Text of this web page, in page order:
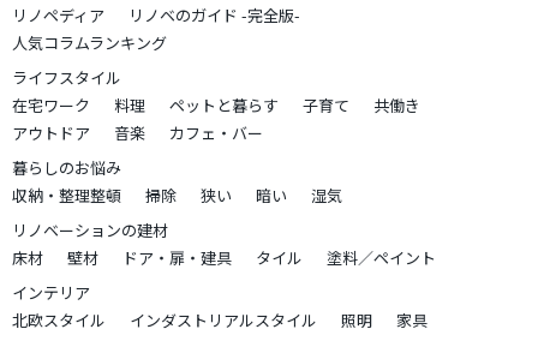
リノペディア
リノベのガイド -完全版-
人気コラムランキング
ライフスタイル
在宅ワーク
料理 ペットと暮らす 子育て
共働き
アウトドア
音楽
カフェ・バー
暮らしのお悩み
収納・整理整頓
掃除 狭い 暗い
湿気
リノベーションの建材
床材
壁材 ドア・扉・建具 タイル
塗料／ペイント
インテリア
北欧スタイル
インダストリアルスタイル 照明
家具